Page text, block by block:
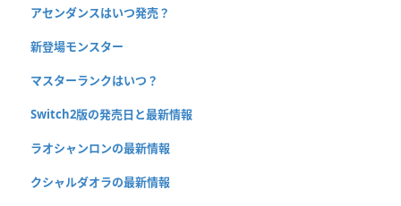
アセンダンスはいつ発売？
新登場モンスター
マスターランクはいつ？
Switch2版の発売日と最新情報
ラオシャンロンの最新情報
クシャルダオラの最新情報